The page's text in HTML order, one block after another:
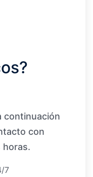
continuación
con
horas.
7